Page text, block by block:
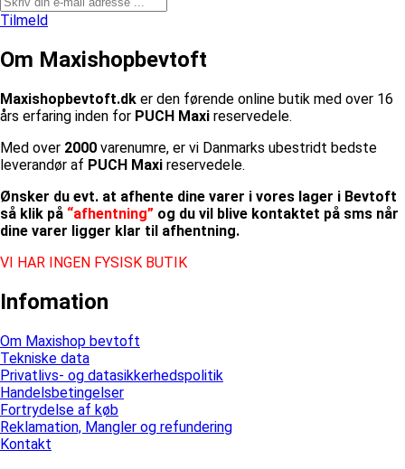
Tilmeld
Om Maxishopbevtoft
Maxishopbevtoft.dk er den førende online butik med over 16
års erfaring inden for PUCH Maxi reservedele.
Med over 2000 varenumre, er vi Danmarks ubestridt bedste
leverandør af PUCH Maxi reservedele.
Ønsker du evt. at afhente dine varer i vores lager i Bevtoft
så klik på “afhentning” og du vil blive kontaktet på sms når
dine varer ligger klar til afhentning.
VI HAR INGEN FYSISK BUTIK
Infomation
Om Maxishop bevtoft
Tekniske data
Privatlivs- og datasikkerhedspolitik
Handelsbetingelser
Fortrydelse af køb
Reklamation, Mangler og refundering
Kontakt